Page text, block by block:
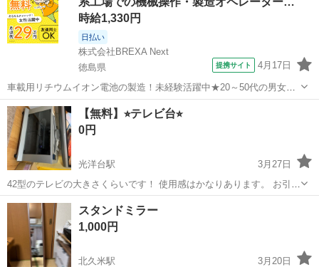
交渉可能です（取りに来...
時給1,330円
日払い
株式会社BREXA Next
徳島県
提携サイト 4月17日
車載用リチウムイオン電池の製造！未経験活躍中★20～50代の男女活
躍中！寮費無料★備品付き1R寮完備！自宅からマイカー通勤OK！無料
駐車場完備◎正社員登用制度あり！《徳島県板野郡松茂町》 人気の工
場のお仕事 ◇車載用リチウ...
徳島 その他
【無料】⭐︎テレビ台⭐︎
0円
光洋台駅
3月27日
42型のテレビの大きさくらいです！ 使用感はかなりあります。 お引き
取り可能な方で宜しくお願いします。
愛媛 松山市 光洋台駅
スタンドミラー
1,000円
北久米駅
3月20日